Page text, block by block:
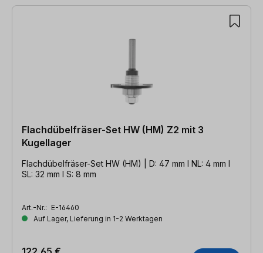
796 Artikel gefunden
Flachdübelfräser-Set HW (HM) Z2 mit 3
Kugellager
Flachdübelfräser-Set HW (HM) | D: 47 mm l NL: 4 mm l
SL: 32 mm l S: 8 mm
Art.-Nr.: E-16460
Auf Lager, Lieferung in 1-2 Werktagen